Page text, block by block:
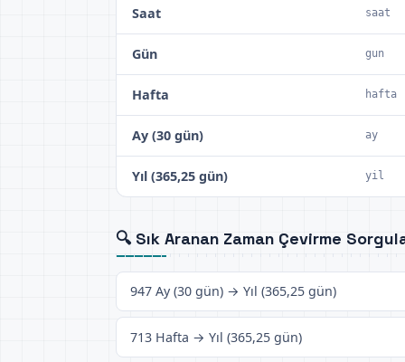
Saat saat
Gün gun
Hafta hafta
Ay (30 gün) ay
Yıl (365,25 gün) yil
🔍 Sık Aranan Zaman Çevirme
947 Ay (30 gün) → Yıl (365,25 gün)
713 Hafta → Yıl (365,25 gün)